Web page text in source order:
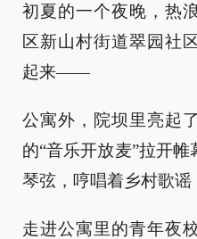
初夏的一个夜晚，热
区新山村街道翠园社
起来——
公寓外，院坝里亮起
的“音乐开放麦”拉开
琴弦，哼唱着乡村歌谣
走进公寓里的青年夜